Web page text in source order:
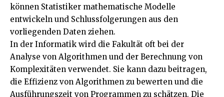
können Statistiker mathematische Modelle
entwickeln und Schlussfolgerungen aus den
vorliegenden Daten ziehen.
In der Informatik wird die Fakultät oft bei der
Analyse von Algorithmen und der Berechnung von
Komplexitäten verwendet. Sie kann dazu beitragen,
die Effizienz von Algorithmen zu bewerten und die
Ausführungszeit von Programmen zu schätzen. Die